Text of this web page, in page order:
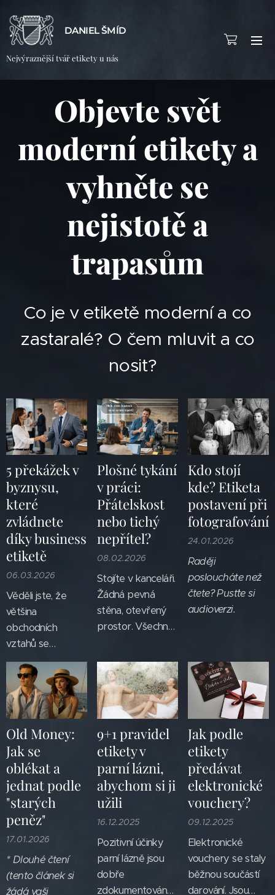
DANIEL ŠMÍD
Nejvýraznější tvář etikety u nás
Objevte svět
moderní etikety a
vyhněte se
nejistotě a
trapasům
Co je v etiketě moderní a co
zastaralé? O čem mluvit a co
nosit?
5 překážek v
byznysu,
které
zvládnete
díky business
etiketě
06.03.2026
Věděli jste, že
většina
obchodních
vztahů se
nezhroutí kvůli
špatné nabídce,
ale kvůli špatně
zvládnuté
schůzce? Mnoho
podnikatelů,
obchodníků i
obchodních
manažerů věří, že
stačí mít skvělý
produkt a
Avšak...
Plošné tykání
v práci:
Přátelskost
nebo tichý
nepřítel?
08.02.2026
Stojíte v kanceláři.
Žádná pevná
stěna, otevřený
prostor. Všechno
Káva bublá,
klimatizace vrní.
"Hele, zlato,
koukneš se mi na
ten report?"
Někdo právě
pronesl větu,
která měla být
lehká, ale zůstala
ve vzduchu déle,
než by bylo
Kdo stojí
kde? Etiketa
postavení při
fotografování
24.01.2026
Raději
posloucháte než
čtete? Pusťte si
audioverzi.
Old Money:
Jak se
oblékat a
jednat podle
"starých
peněz"
17.01.2026
* Dlouhé čtení
(tento článek si
žádá vaši
9+1 pravidel
etikety v
parní lázni,
abychom si ji
užili
16.12.2025
Pozitivní účinky
parní lázně jsou
dobře
zdokumentovány.
Jak podle
etikety
předávat
elektronické
vouchery?
09.12.2025
Elektronické
vouchery se staly
běžnou součástí
darování. Jsou